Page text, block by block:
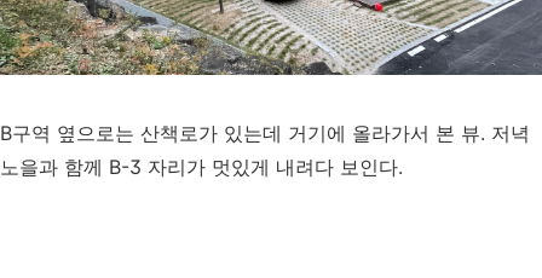
B구역 옆으로는 산책로가 있는데 거기에 올라가서 본 뷰. 저녁
노을과 함께 B-3 자리가 멋있게 내려다 보인다.